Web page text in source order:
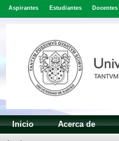
Aspirantes Estudiantes Docentes
Inicio Acerca de